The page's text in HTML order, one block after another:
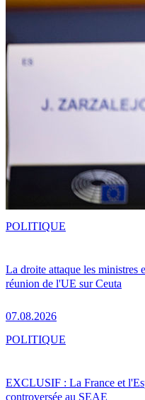
La droite attaque les ministres
réunion de l'UE sur Ceuta
07.08.2026
POLITIQUE
EXCLUSIF : La France et
controversée au SEAE
POLITIQUE